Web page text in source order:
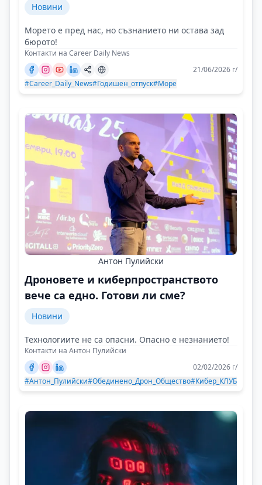
Новини
Морето е пред нас, но съзнанието ни остава зад
бюрото!
Контакти на Career Daily News
21/06/2026 г/
#Career_Daily_News#Годишен_отпуск#Море
Антон Пулийски
Дроновете и киберпространството
вече са едно. Готови ли сме?
Новини
Технологиите не са опасни. Опасно е незнанието!
Контакти на Антон Пулийски
02/02/2026 г/
#Антон_Пулийски#Обединено_Дрон_Общество#Кибер_КЛУБ